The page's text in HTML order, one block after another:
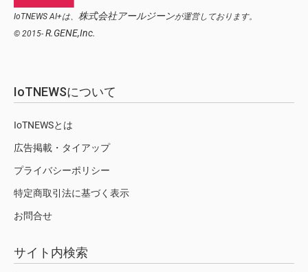
IoTNEWS AI+は、 株式会社アールジーンが運営しております。
© 2015- R.GENE,Inc.
IoTNEWSについて
IoTNEWSとは
広告掲載・タイアップ
プライバシーポリシー
特定商取引法に基づく表示
お問合せ
サイト内検索